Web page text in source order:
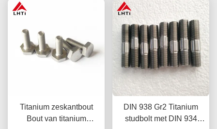
Titanium zeskantbout
Bout van titanium
DIN 938 Gr2 Titanium
studbolt met DIN 934